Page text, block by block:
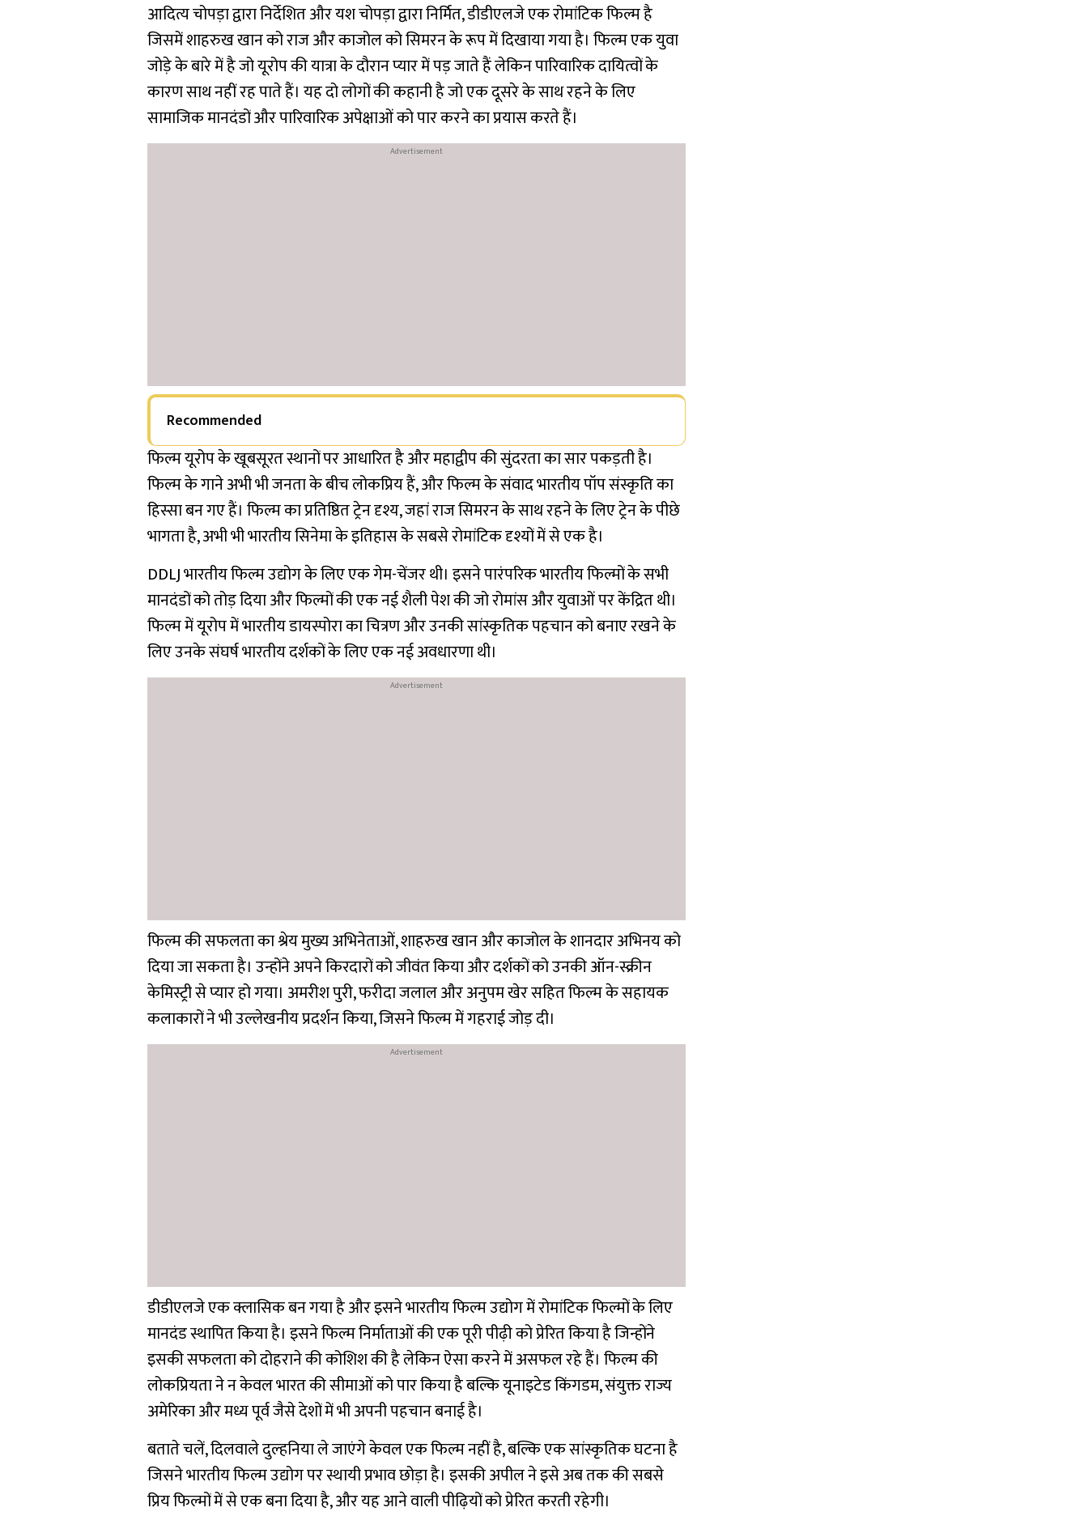
आदित्य चोपड़ा द्वारा निर्देशित और यश चोपड़ा द्वारा निर्मित, डीडीएलजे एक रोमांटिक फिल्म है
जिसमें शाहरुख खान को राज और काजोल को सिमरन के रूप में दिखाया गया है। फिल्म एक युवा
जोड़े के बारे में है जो यूरोप की यात्रा के दौरान प्यार में पड़ जाते हैं लेकिन पारिवारिक दायित्वों के
कारण साथ नहीं रह पाते हैं। यह दो लोगों की कहानी है जो एक दूसरे के साथ रहने के लिए
सामाजिक मानदंडों और पारिवारिक अपेक्षाओं को पार करने का प्रयास करते हैं।
Recommended
फिल्म यूरोप के खूबसूरत स्थानों पर आधारित है और महाद्वीप की सुंदरता का सार पकड़ती है।
फिल्म के गाने अभी भी जनता के बीच लोकप्रिय हैं, और फिल्म के संवाद भारतीय पॉप संस्कृति का
हिस्सा बन गए हैं। फिल्म का प्रतिष्ठित ट्रेन दृश्य, जहां राज सिमरन के साथ रहने के लिए ट्रेन के पीछे
भागता है, अभी भी भारतीय सिनेमा के इतिहास के सबसे रोमांटिक दृश्यों में से एक है।
DDLJ भारतीय फिल्म उद्योग के लिए एक गेम-चेंजर थी। इसने पारंपरिक भारतीय फिल्मों के सभी
मानदंडों को तोड़ दिया और फिल्मों की एक नई शैली पेश की जो रोमांस और युवाओं पर केंद्रित थी।
फिल्म में यूरोप में भारतीय डायस्पोरा का चित्रण और उनकी सांस्कृतिक पहचान को बनाए रखने के
लिए उनके संघर्ष भारतीय दर्शकों के लिए एक नई अवधारणा थी।
फिल्म की सफलता का श्रेय मुख्य अभिनेताओं, शाहरुख खान और काजोल के शानदार अभिनय को
दिया जा सकता है। उन्होंने अपने किरदारों को जीवंत किया और दर्शकों को उनकी ऑन-स्क्रीन
केमिस्ट्री से प्यार हो गया। अमरीश पुरी, फरीदा जलाल और अनुपम खेर सहित फिल्म के सहायक
कलाकारों ने भी उल्लेखनीय प्रदर्शन किया, जिसने फिल्म में गहराई जोड़ दी।
डीडीएलजे एक क्लासिक बन गया है और इसने भारतीय फिल्म उद्योग में रोमांटिक फिल्मों के लिए
मानदंड स्थापित किया है। इसने फिल्म निर्माताओं की एक पूरी पीढ़ी को प्रेरित किया है जिन्होंने
इसकी सफलता को दोहराने की कोशिश की है लेकिन ऐसा करने में असफल रहे हैं। फिल्म की
लोकप्रियता ने न केवल भारत की सीमाओं को पार किया है बल्कि यूनाइटेड किंगडम, संयुक्त राज्य
अमेरिका और मध्य पूर्व जैसे देशों में भी अपनी पहचान बनाई है।
बताते चलें, दिलवाले दुल्हनिया ले जाएंगे केवल एक फिल्म नहीं है, बल्कि एक सांस्कृतिक घटना है
जिसने भारतीय फिल्म उद्योग पर स्थायी प्रभाव छोड़ा है। इसकी अपील ने इसे अब तक की सबसे
प्रिय फिल्मों में से एक बना दिया है, और यह आने वाली पीढ़ियों को प्रेरित करती रहेगी।